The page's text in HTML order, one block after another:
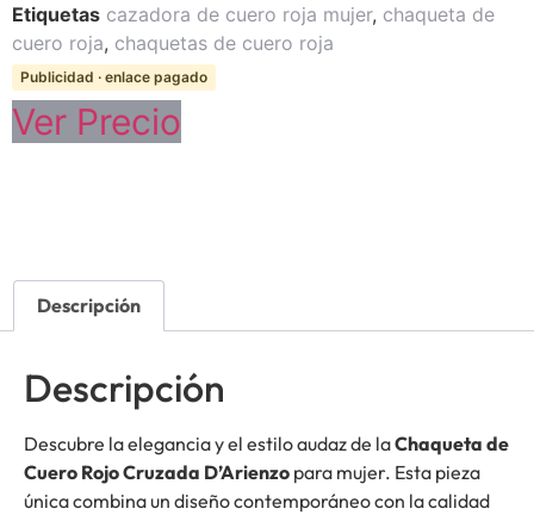
Etiquetas cazadora de cuero roja mujer, chaqueta de
cuero roja, chaquetas de cuero roja
Publicidad · enlace pagado
Ver Precio
Descripción
Descripción
Descubre la elegancia y el estilo audaz de laChaqueta de
Cuero Rojo Cruzada D’Arienzo para mujer. Esta pieza
única combina un diseño contemporáneo con la calidad